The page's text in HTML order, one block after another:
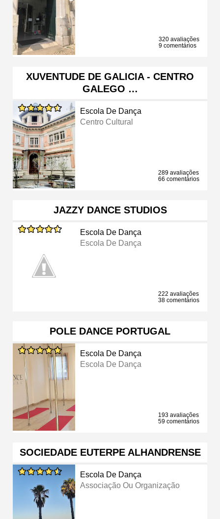
320 avaliações
9 comentários
XUVENTUDE DE GALICIA - CENTRO
GALEGO …
Escola De Dança
Centro Cultural
289 avaliações
66 comentários
JAZZY DANCE STUDIOS
Escola De Dança
Escola De Dança
222 avaliações
38 comentários
POLE DANCE PORTUGAL
Escola De Dança
Escola De Dança
193 avaliações
59 comentários
SOCIEDADE EUTERPE ALHANDRENSE
Escola De Dança
Associação Ou Organização